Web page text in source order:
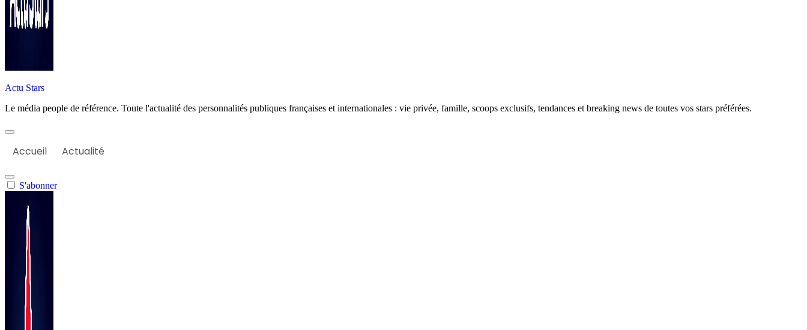
Actu Stars
Le média people de référence. Toute l'actualité des personnalités publiques françaises et internationales : vie privée, famille, scoops exclusifs, tendances et breaking news de toutes vos stars préférées.
Accueil Actualité
S'abonner